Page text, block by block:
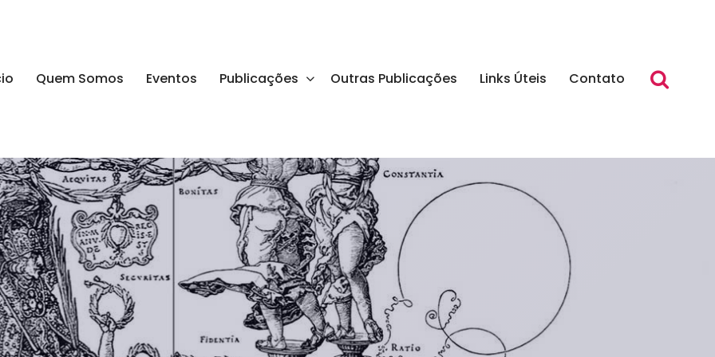
Quem Somos Eventos Publicações Outras Publicações Links Úteis Contato